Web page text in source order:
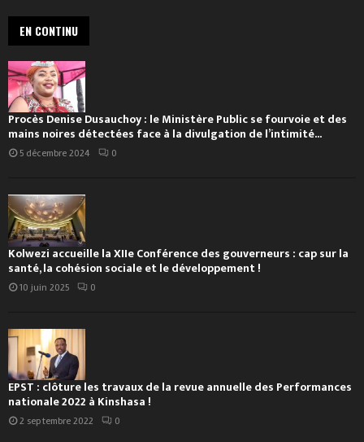
EN CONTINU
Procès Denise Dusauchoy : le Ministère Public se fourvoie et des
mains noires détectées face à la divulgation de l’intimité...
5 décembre 2024 0
Kolwezi accueille la XIIe Conférence des gouverneurs : cap sur la
santé, la cohésion sociale et le développement !
10 juin 2025 0
EPST : clôture les travaux de la revue annuelle des Performances
nationale 2022 à Kinshasa !
2 septembre 2022 0